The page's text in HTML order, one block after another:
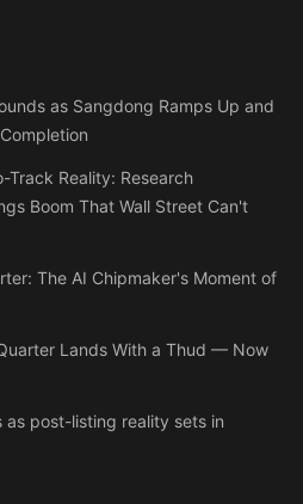
as Sangdong Ramps Up and
Track Reality: Research
Boom That Wall Street Can't
The AI Chipmaker's Moment of
Lands With a Thud — Now
as post-listing reality sets in